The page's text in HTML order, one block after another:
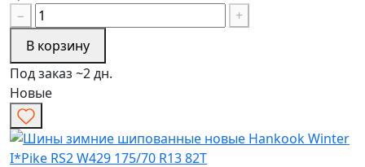
−
+
В корзину
Под заказ ~2 дн.
Новые